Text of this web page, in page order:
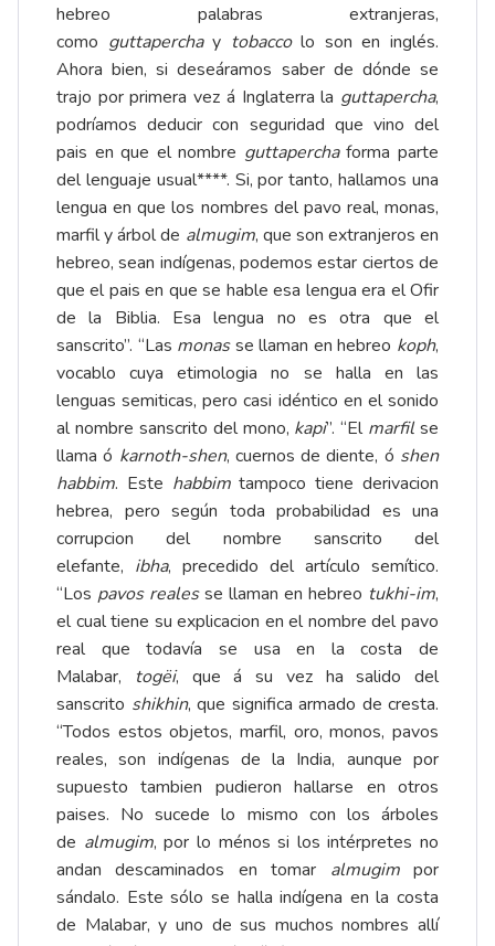
hebreo palabras extranjeras,
como guttaperchay tobaccolo son en inglés.
Ahora bien, si deseáramos saber de dónde se
trajo por primera vez á Inglaterra la guttapercha,
podríamos deducir con seguridad que vino del
pais en que el nombre guttaperchaforma parte
del lenguaje usual****. Si, por tanto, hallamos una
lengua en que los nombres del pavo real, monas,
marfil y árbol de almugim, que son extranjeros en
hebreo, sean indígenas, podemos estar ciertos de
que el pais en que se hable esa lengua era el Ofir
de la Biblia. Esa lengua no es otra que el
sanscrito”. “Las monasse llaman en hebreo koph,
vocablo cuya etimologia no se halla en las
lenguas semiticas, pero casi idéntico en el sonido
al nombre sanscrito del mono, kapi”. “El marfilse
llama ó karnoth-shen, cuernos de diente, ó shen
habbim. Este habbimtampoco tiene derivacion
hebrea, pero según toda probabilidad es una
corrupcion del nombre sanscrito del
elefante, ibha, precedido del artículo semítico.
“Los pavos realesse llaman en hebreo tukhi-im,
el cual tiene su explicacion en el nombre del pavo
real que todavía se usa en la costa de
Malabar,
togëi, que á su vez ha salido del
sanscrito shikhin, que significa armado de cresta.
“Todos estos objetos, marfil, oro, monos, pavos
reales, son indígenas de la India, aunque por
supuesto tambien pudieron hallarse en otros
paises. No sucede lo mismo con los árboles
de almugim, por lo ménos si los intérpretes no
andan descaminados en tomar almugimpor
sándalo. Este sólo se halla indígena en la costa
de Malabar, y uno de sus muchos nombres allí